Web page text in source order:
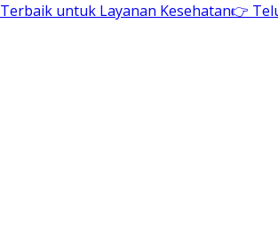
Terbaik untuk Layanan Kesehatan👉